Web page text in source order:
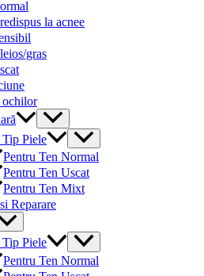
la acnee
gras
ochilor
Menu
Toggle
Piele
Menu
Toggle
Pentru Ten Normal
Pentru Ten Uscat
Pentru Ten Mixt
Reparare
Piele
Menu
Toggle
Pentru Ten Normal